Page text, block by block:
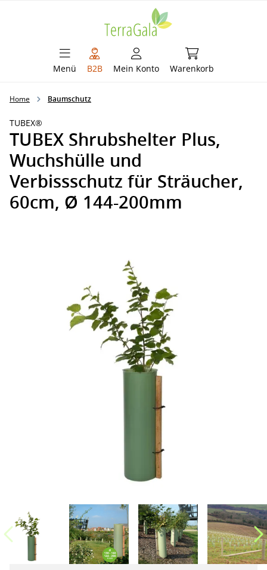
Menü B2B Mein Konto Warenkorb
Warenkorb
Home Baumschutz
TUBEX®
TUBEX Shrubshelter Plus,
Wuchshülle und
Verbissschutz für Sträucher,
60cm, Ø 144-200mm